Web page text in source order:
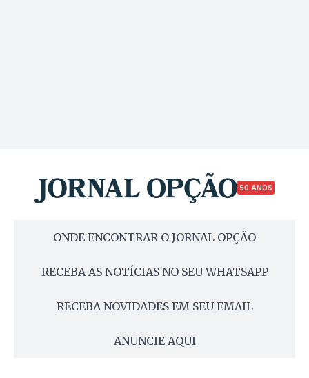
50 ANOS
ONDE ENCONTRAR O JORNAL OPÇÃO
RECEBA AS NOTÍCIAS NO SEU WHATSAPP
RECEBA NOVIDADES EM SEU EMAIL
ANUNCIE AQUI